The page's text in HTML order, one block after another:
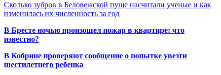
Сколько зубров в Беловежской пуще насчитали ученые и как
изменилась их численность за год
В Бресте ночью произошел пожар в квартире: что
известно?
В Кобрине проверяют сообщение о попытке увезти
шестилетнего ребенка